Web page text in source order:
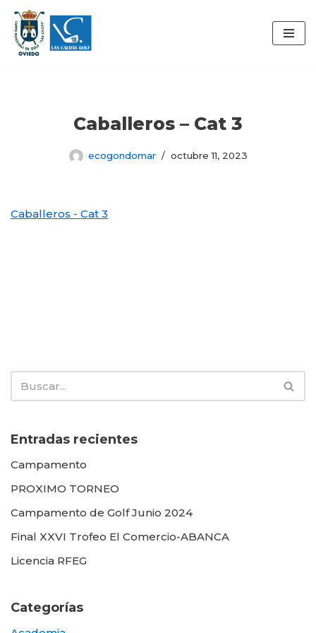
Saltar
al
Caballeros – Cat 3
ecogondomar octubre 11, 2023
Caballeros - Cat 3
Entradas recientes
Campamento
PROXIMO TORNEO
Campamento de Golf Junio 2024
Final XXVI Trofeo El Comercio-ABANCA
Licencia RFEG
Categorías